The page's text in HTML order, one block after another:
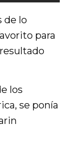
de lo
para
los
se ponía